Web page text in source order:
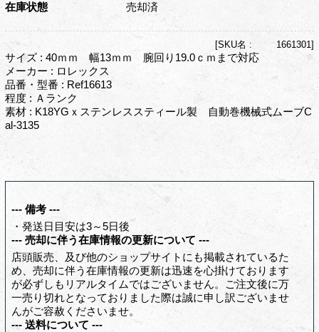
在庫状態 売却済
[SKU名 : 1661301]
サイズ : 40ｍｍ 幅13ｍｍ 腕回り19.0ｃｍまで対応
メーカー : ロレックス
品番・型番 : Ref16613
程度 : Ａランク
素材 : K18YGｘステンレススティール製 自動巻機械式ムーブC
al-3135
--- 備考 ---
・発送日目安は3～5日後
--- 売却に伴う在庫情報の更新について ---
店頭販売、及び他のショップサイトにも掲載されているた
め、売却に伴う在庫情報の更新は迅速を心掛けております
が必ずしもリアルタイムではございません。ご注文後に万
一売り切れとなっておりました際は誠に申し訳ございませ
んがご容赦くださいませ。
--- 送料について ---